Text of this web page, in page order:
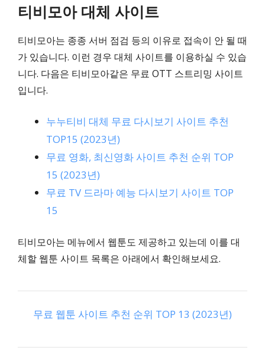
티비모아 대체 사이트
티비모아는 종종 서버 점검 등의 이유로 접속이 안 될 때
가 있습니다. 이런 경우 대체 사이트를 이용하실 수 있습
니다. 다음은 티비모아같은 무료 OTT 스트리밍 사이트
입니다.
누누티비 대체 무료 다시보기 사이트 추천
TOP15 (2023년)
무료 영화, 최신영화 사이트 추천 순위 TOP
15 (2023년)
무료 TV 드라마 예능 다시보기 사이트 TOP
15
티비모아는 메뉴에서 웹툰도 제공하고 있는데 이를 대
체할 웹툰 사이트 목록은 아래에서 확인해보세요.
무료 웹툰 사이트 추천 순위 TOP 13 (2023년)